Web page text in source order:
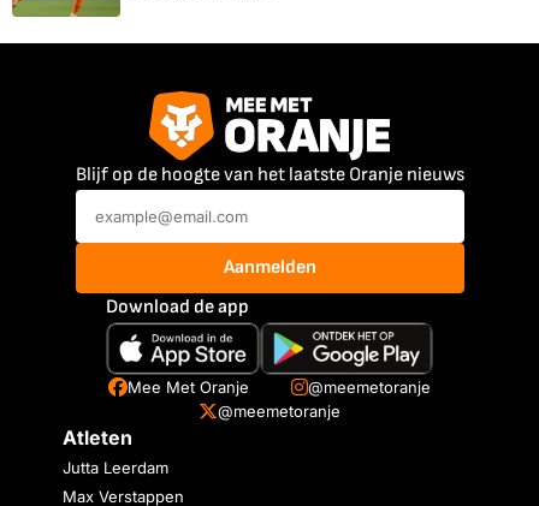
Blijf op de hoogte van het laatste Oranje nieuws
Aanmelden
Download de app
Mee Met Oranje
@meemetoranje
@meemetoranje
Atleten
Jutta Leerdam
Max Verstappen